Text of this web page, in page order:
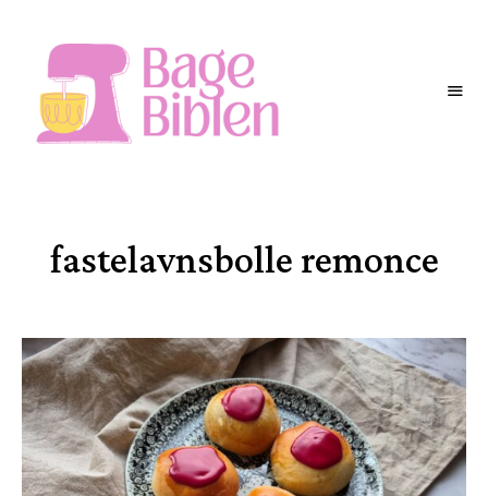
fastelavnsbolle remonce